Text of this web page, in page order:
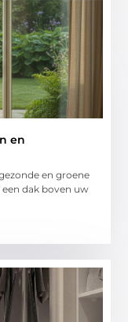
en
en groene
dak boven uw